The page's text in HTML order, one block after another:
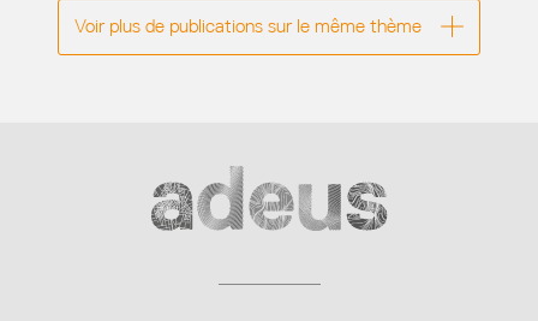
Voir plus de publications sur le même thème